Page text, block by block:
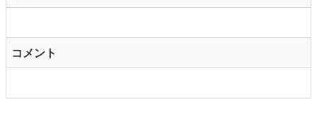
コメント